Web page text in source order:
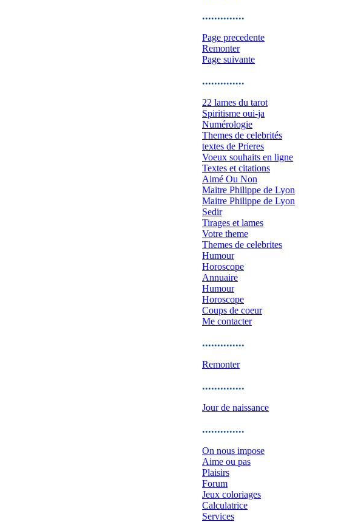
..............
Page precedente
Remonter
Page suivante
..............
22 lames du tarot
Spiritisme oui-ja
Numérologie
Themes de celebrités
textes de Prieres
Voeux souhaits en ligne
Textes et citations
Aimé Ou Non
Maitre Philippe de Lyon
Maitre Philippe de Lyon
Sedir
Tirages et lames
Votre theme
Themes de celebrites
Humour
Horoscope
Annuaire
Humour
Horoscope
Coups de coeur
Me contacter
..............
Remonter
..............
Jour de naissance
..............
On nous impose
Aime ou pas
Plaisirs
Forum
Jeux coloriages
Calculatrice
Services